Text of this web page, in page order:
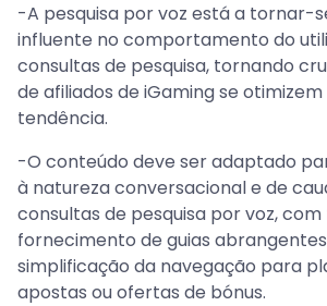
-A pesquisa por voz está a tornar-
influente no comportamento do
consultas de pesquisa, tornando
de afiliados de iGaming se
tendência.
-O conteúdo deve ser adaptado
à natureza conversacional e de
consultas de pesquisa por voz,
fornecimento de guias abrangentes
simplificação da navegação para
apostas ou ofertas de bónus.